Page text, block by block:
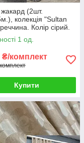
(2шт.
колекція "Sultan
Колір сірий.
39-704
1 од.
₴/комплект
Купити